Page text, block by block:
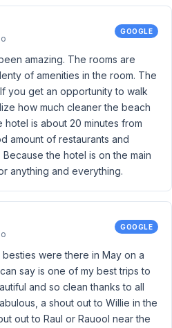
GOOGLE
amazing. The rooms are
of amenities in the room. The
you get an opportunity to walk
how much cleaner the beach
hotel is about 20 minutes from
amount of restaurants and
the hotel is on the main
anything and everything.
GOOGLE
were there in May on a
say is one of my best trips to
and so clean thanks to all
a shout out to Willie in the
out to Raul or Rauool near the